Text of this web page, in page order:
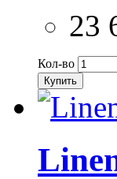
23
Кол-во
Купить